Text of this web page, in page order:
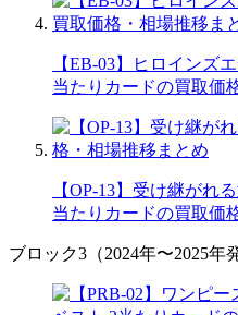
【EB-03】ヒロインズ
当たりカードの買取価
【OP-13】受け継がれ
当たりカードの買取価
ブロック3（2024年〜2025年